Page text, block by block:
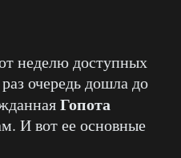
неделю доступных
очередь дошла до
Гопота
И вот ее основные